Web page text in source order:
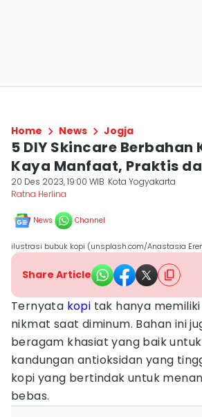
Home News Jogja
5 DIY Skincare Berbahan
Kaya Manfaat, Praktis
20 Des 2023, 19:00 WIB Kota Yogyakarta
Ratna Herlina
News Channel
ilustrasi bubuk kopi (unsplash.com/Anastasia
Share Article
Ternyata kopi tak hanya
nikmat saat diminum. Bahan ini
beragam khasiat yang baik
kandungan antioksidan yang
kopi yang bertindak untuk
bebas.